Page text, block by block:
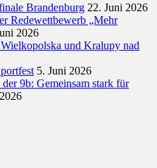
Brandenburg 22. Juni 2026
Redewettbewerb „Mehr
2026
und Kralupy nad
5. Juni 2026
9b: Gemeinsam stark für